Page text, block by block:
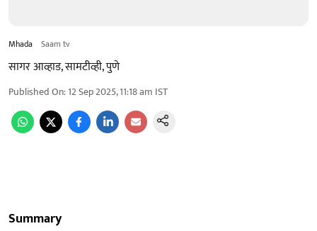
Mhada Saam tv
सागर आव्हाड, सामटीव्ही, पुणे
Published On:12 Sep 2025, 11:18 am IST
Summary